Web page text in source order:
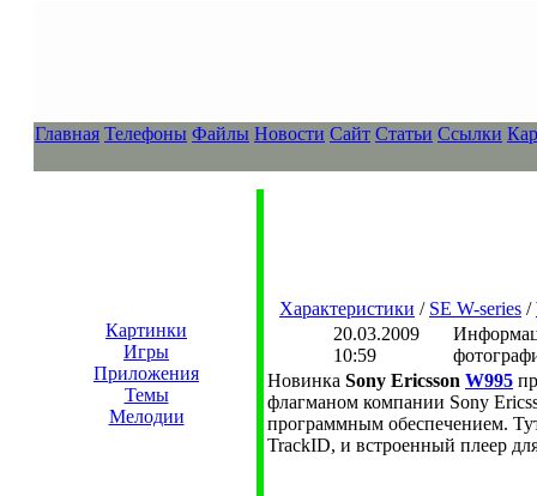
Главная Телефоны Файлы Новости Сайт Статьи Ссылки
Картинки
Игры
Приложения
Темы
Мелодии
Характеристики / SE W-series /
20.03.2009
10:59
Новинка Sony Ericsson W995
флагманом компании Sony
программным обеспечением.
TrackID, и встроенный плеер